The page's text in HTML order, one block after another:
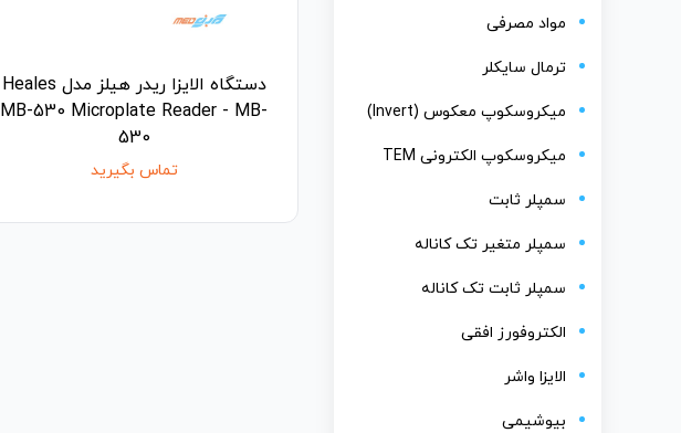
مواد مصرفی
ترمال سایکلر
میکروسکوپ معکوس (Invert)
میکروسکوپ الکترونی TEM
سمپلر ثابت
سمپلر متغیر تک کاناله
سمپلر ثابت تک کاناله
الکتروفورز افقی
الایزا واشر
بیوشیمی
دستگاه الایزا ریدر هیلز مدل Heales
MB-530 Microplate Reader - MB-
530
تماس بگیرید